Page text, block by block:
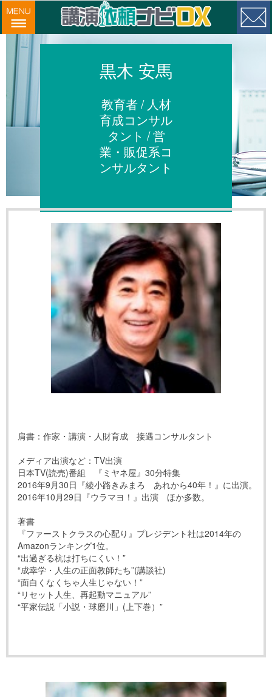
黒木 安馬
教育者 / 人材
育成コンサル
タント / 営
業・販促系コ
ンサルタント
肩書：作家・講演・人財育成 接遇コンサルタント
メディア出演など：TV出演
日本TV(読売)番組 『ミヤネ屋』30分特集
2016年9月30日『綾小路きみまろ あれから40年！』に出演。
2016年10月29日『ウラマヨ！』出演 ほか多数。
著書
『ファーストクラスの心配り』プレジデント社は2014年の
Amazonランキング1位。
“出過ぎる杭は打ちにくい！”
“成幸学・人生の正面教師たち”(講談社)
“面白くなくちゃ人生じゃない！”
“リセット人生、再起動マニュアル”
“平家伝説「小説・球磨川」(上下巻）”